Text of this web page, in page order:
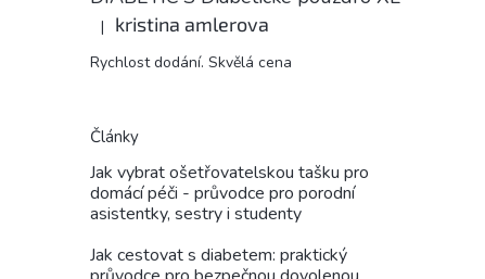
Hodnocení produktu je 5 z 5 hvězdiček.
| kristina amlerova
Rychlost dodání. Skvělá cena
Články
Jak vybrat ošetřovatelskou tašku pro
domácí péči - průvodce pro porodní
asistentky, sestry i studenty
Jak cestovat s diabetem: praktický